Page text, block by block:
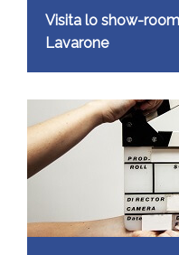
Visita lo show-
Lavarone